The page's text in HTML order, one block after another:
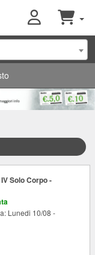
Solo Corpo -
Lunedi 10/08 -